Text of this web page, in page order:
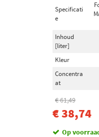
Specificati
e
Inhoud
[liter]
Kleur
Concentra
at
€ 61,49
€ 38,74
Op